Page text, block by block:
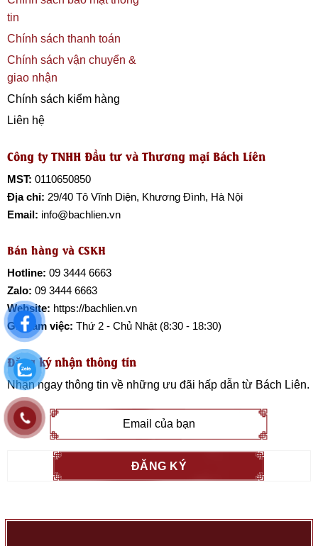
tin
Chính sách thanh toán
Chính sách vận chuyển &
giao nhận
Chính sách kiểm hàng
Liên hệ
Công ty TNHH Đầu tư và Thương mại Bách Liên
MST: 0110650850
Địa chỉ: 29/40 Tô Vĩnh Diện, Khương Đình, Hà Nội
Email: info@bachlien.vn
Bán hàng và CSKH
Hotline: 09 3444 6663
Zalo: 09 3444 6663
Website: https://bachlien.vn
Giờ làm việc: Thứ 2 - Chủ Nhật (8:30 - 18:30)
Đăng ký nhận thông tin
Nhận ngay thông tin về những ưu đãi hấp dẫn từ Bách Liên.